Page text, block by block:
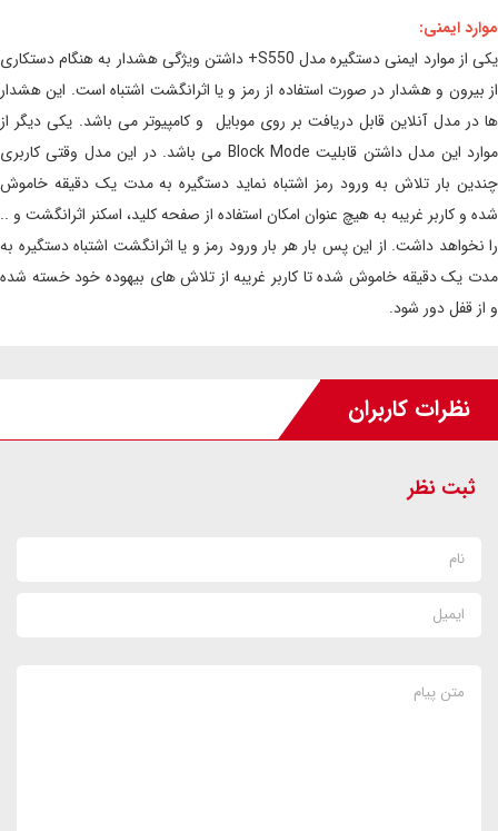
موارد ایمنی:
یکی از موارد ایمنی دستگیره مدل S550+ داشتن ویژگی هشدار به هنگام دستکاری
از بیرون و هشدار در صورت استفاده از رمز و یا اثرانگشت اشتباه است. این هشدار
ها در مدل آنلاین قابل دریافت بر روی موبایل و کامپیوتر می باشد. یکی دیگر از
موارد این مدل داشتن قابلیت Block Mode می باشد. در این مدل وقتی کاربری
چندین بار تلاش به ورود رمز اشتباه نماید دستگیره به مدت یک دقیقه خاموش
شده و کاربر غریبه به هیچ عنوان امکان استفاده از صفحه کلید، اسکنر اثرانگشت و ..
را نخواهد داشت. از این پس بار هر بار ورود رمز و یا اثرانگشت اشتباه دستگیره به
مدت یک دقیقه خاموش شده تا کاربر غریبه از تلاش های بیهوده خود خسته شده
و از قفل دور شود.
نظرات کاربران
ثبت نظر